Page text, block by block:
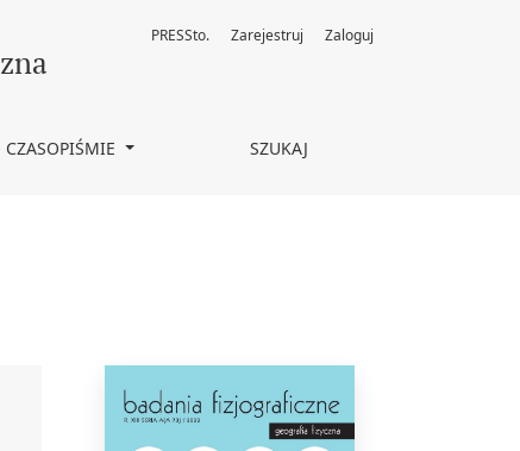
CZASOPIŚMIE SZUKAJ
PRESSto. Zarejestruj Zaloguj